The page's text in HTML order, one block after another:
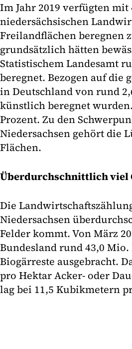
Im Jahr 2019 verfügten
niedersächsischen
Freilandflächen beregnen
grundsätzlich hätten
Statistischem Landesamt
beregnet. Bezogen auf die
in Deutschland von rund
künstlich beregnet
Prozent. Zu den
Niedersachsen gehört die
Flächen.
Überdurchschnittlich viel
Die
Niedersachsen
Felder kommt. Von März
Bundesland rund 43,0
Biogärreste ausgebracht.
pro Hektar Acker- oder
lag bei 11,5 Kubikmetern